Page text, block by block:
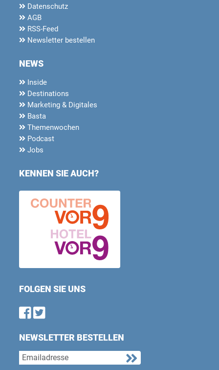
Datenschutz
AGB
RSS-Feed
Newsletter bestellen
NEWS
Inside
Destinations
Marketing & Digitales
Basta
Themenwochen
Podcast
Jobs
KENNEN SIE AUCH?
FOLGEN SIE UNS
Find us on Facebook
Follow us on Twitter
NEWSLETTER BESTELLEN